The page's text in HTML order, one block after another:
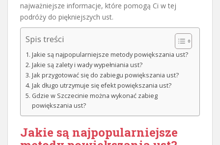
najważniejsze informacje, które pomogą Ci w tej
podróży do piękniejszych ust.
Spis treści
Jakie są najpopularniejsze metody powiększania ust?
Jakie są zalety i wady wypełniania ust?
Jak przygotować się do zabiegu powiększania ust?
Jak długo utrzymuje się efekt powiększania ust?
Gdzie w Szczecinie można wykonać zabieg
powiększania ust?
Jakie są najpopularniejsze